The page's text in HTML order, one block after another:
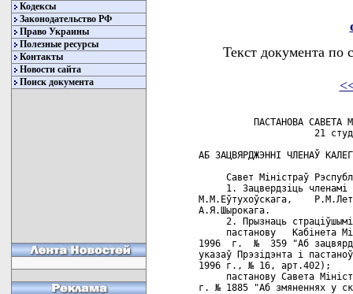
Кодексы
Законодательство РФ
Право Украины
Полезные ресурсы
Контакты
Новости сайта
Поиск документа
Текст документа по
ПАСТАНОВА САВЕТА
21
АБ ЗАЦВЯРДЖЭННI ЧЛЕНАЎ
Савет Мiнiстраў
1. Зацвердзiць членамi
М.М.Еўтухоўскага,
А.Я.Шырокага.
2. Прызнаць
пастанову   Кабiнета
1996  г.  №  359 "Аб
указаў Прэзiдэнта i
1996 г., № 16, арт.402);
пастанову Савета
г. № 1885 "Аб змяненнях у